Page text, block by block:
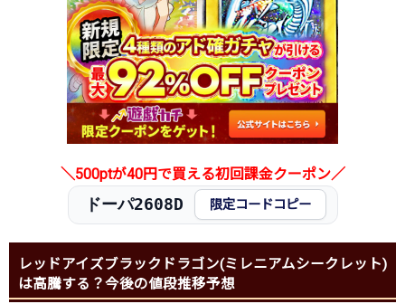
＼500ptが40円で買える初回課金クーポン／
ドーパ2608D 限定コードコピー
レッドアイズブラックドラゴン(ミレニアムシークレット)
は高騰する？今後の値段推移予想